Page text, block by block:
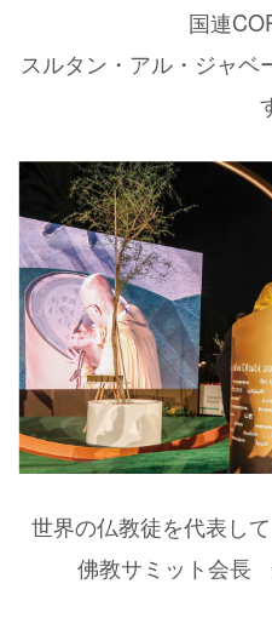
国連
スルタン・アル・ジャ
世界の仏教徒を代表し
佛教サミット会長